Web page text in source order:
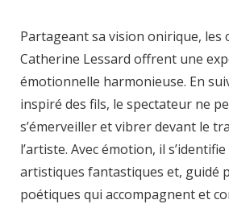
Partageant sa vision onirique, les
Catherine Lessard offrent une
émotionnelle harmonieuse. En
inspiré des fils, le spectateur ne
s’émerveiller et vibrer devant le
l’artiste. Avec émotion, il
artistiques fantastiques et, guidé
poétiques qui accompagnent et